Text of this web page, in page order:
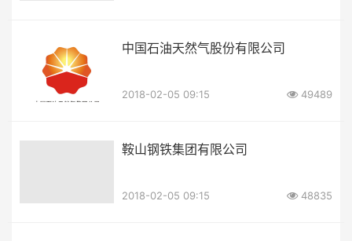
中国石油天然气股份有限公司
2018-02-05 09:15 49489
鞍山钢铁集团有限公司
2018-02-05 09:15 48835